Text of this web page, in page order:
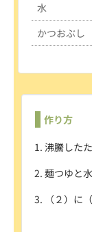
水
かつおぶし
作り方
沸騰した
麺つゆと
（２）に